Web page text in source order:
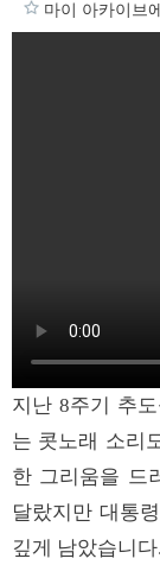
마이 아카이브
지난 8주기 추
는 콧노래 소리
한 그리움을 드
달랐지만 대통
깊게 남았습니다.